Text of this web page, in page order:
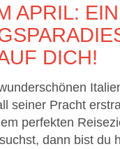
APRIL: EIN
DICH!
seiner Pracht
perfekten
dann bist du